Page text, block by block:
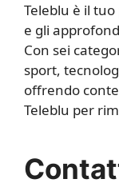
Teleblu è il
e gli
Con sei
sport,
offrendo
Teleblu per